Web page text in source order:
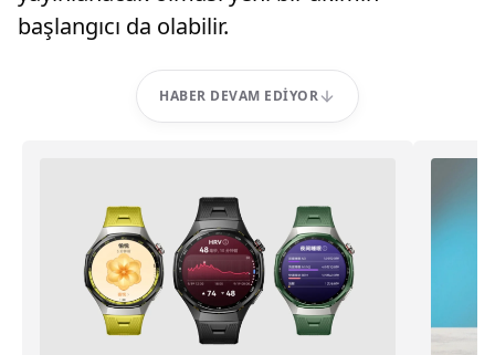
başlangıcı da olabilir.
HABER DEVAM EDIYOR